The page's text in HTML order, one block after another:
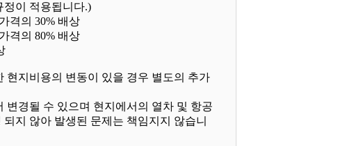
정이 적용됩니다.)
격의 30% 배상
격의 80% 배상
현지비용의 변동이 있을 경우 별도의 추가
변경될 수 있으며 현지에서의 열차 및 항공
지 않아 발생된 문제는 책임지지 않습니